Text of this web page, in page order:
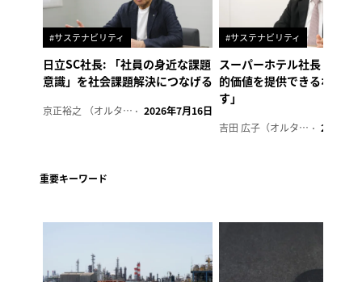
#サステナビリティ
日立SC社長: 「社員の身近な課題
意識」を社会課題解決につなげる
京正裕之 （オルタナ副編集長） 2026年7月16日
#サステナビリティ
スーパーホテル社長「地域
的価値を提供できるホテル
す」
吉田 広子（オルタナ輪番編集長） 2026年6
重要キーワード